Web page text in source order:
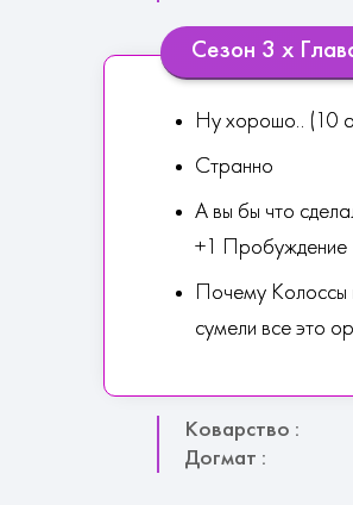
Сезон 3 х
Ну хорошо.. (10
Странно
А вы бы что
+1 Пробуждение
Почему Колоссы
сумели все это
Коварство :
Догмат :